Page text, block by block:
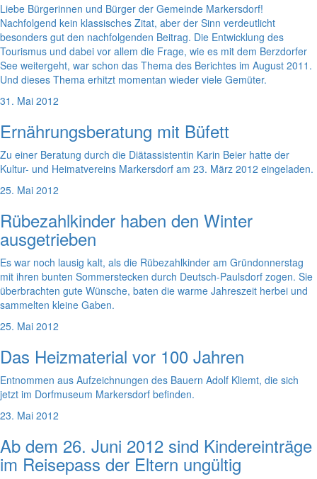
Liebe Bürgerinnen und Bürger der Gemeinde Markersdorf!
Nachfolgend kein klassisches Zitat, aber der Sinn verdeutlicht
besonders gut den nachfolgenden Beitrag. Die Entwicklung des
Tourismus und dabei vor allem die Frage, wie es mit dem Berzdorfer
See weitergeht, war schon das Thema des Berichtes im August 2011.
Und dieses Thema erhitzt momentan wieder viele Gemüter.
31. Mai 2012
Ernährungsberatung mit Büfett
Zu einer Beratung durch die Diätassistentin Karin Beier hatte der
Kultur- und Heimatvereins Markersdorf am 23. März 2012 eingeladen.
25. Mai 2012
Rübezahlkinder haben den Winter
ausgetrieben
Es war noch lausig kalt, als die Rübezahlkinder am Gründonnerstag
mit ihren bunten Sommerstecken durch Deutsch-Paulsdorf zogen. Sie
überbrachten gute Wünsche, baten die warme Jahreszeit herbei und
sammelten kleine Gaben.
25. Mai 2012
Das Heizmaterial vor 100 Jahren
Entnommen aus Aufzeichnungen des Bauern Adolf Kliemt, die sich
jetzt im Dorfmuseum Markersdorf befinden.
23. Mai 2012
Ab dem 26. Juni 2012 sind Kindereinträge
im Reisepass der Eltern ungültig